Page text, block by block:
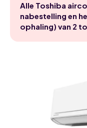
Alle Toshiba
nabestelling en
ophaling) van 2